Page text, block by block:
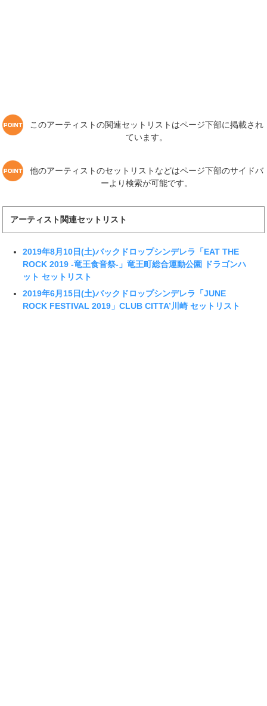
このアーティストの関連セットリストはページ下部に掲載され
ています。
他のアーティストのセットリストなどはページ下部のサイドバ
ーより検索が可能です。
アーティスト関連セットリスト
2019年8月10日(土)バックドロップシンデレラ「EAT THE
ROCK 2019 -竜王食音祭-」竜王町総合運動公園 ドラゴンハ
ット セットリスト
2019年6月15日(土)バックドロップシンデレラ「JUNE
ROCK FESTIVAL 2019」CLUB CITTA’川崎 セットリスト